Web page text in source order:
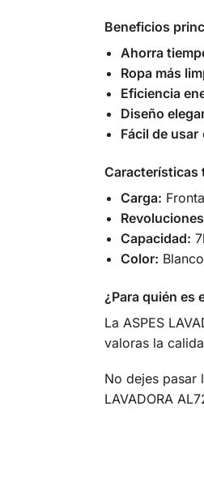
Beneficios
Ahorra
Ropa más
Eficiencia
Diseño
Fácil de usar
Características
Carga:
Capacidad:
Color: Blanco
¿Para quién es
La ASPES
valoras la
No dejes pasar
LAVADORA